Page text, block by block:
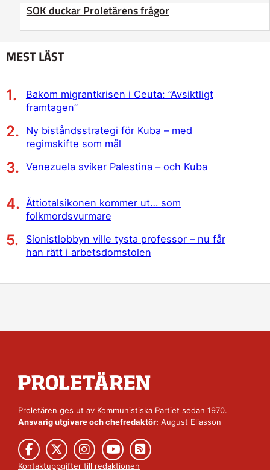
SOK duckar Proletärens frågor
MEST LÄST
Bakom migrantkrisen i Ceuta: ”Avsiktligt
framtagen”
Ny biståndsstrategi för Kuba – med
regimskifte som mål
Venezuela sviker Palestina – och Kuba
Åttiotalsikonen kommer ut… som
folkmordsvurmare
Sionistlobbyn ville tysta professor – nu får
han rätt i arbetsdomstolen
Proletären ges ut av Kommunistiska Partiet sedan 1970.
Ansvarig utgivare och chefredaktör: August Eliasson
Kontaktuppgifter till redaktionen